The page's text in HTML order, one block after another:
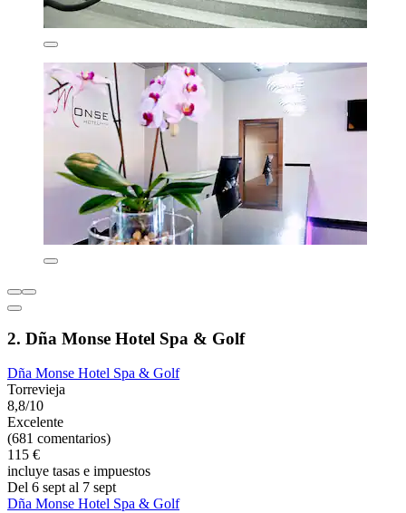
2. Dña Monse Hotel Spa & Golf
Dña Monse Hotel Spa & Golf
Torrevieja
8,8/10
Excelente
(681 comentarios)
115 €
incluye tasas e impuestos
Del 6 sept al 7 sept
Dña Monse Hotel Spa & Golf